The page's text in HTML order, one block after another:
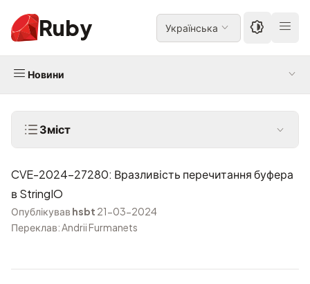
Ruby Українська
Новини
Зміст
CVE-2024-27280: Вразливість перечитання буфера
в StringIO
Опублікував hsbt 21-03-2024
Переклав: Andrii Furmanets